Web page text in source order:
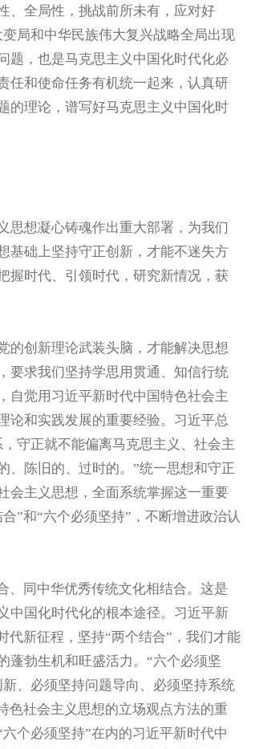
、全局性，挑战前所未有，应对好
局和中华民族伟大复兴战略全局出现
题，也是马克思主义中国化时代化必
任和使命任务有机统一起来，认真研
的理论，谱写好马克思主义中国化时
想凝心铸魂作出重大部署，为我们
基础上坚持守正创新，才能不迷失方
握时代、引领时代，研究新情况，获
创新理论武装头脑，才能解决思想
要求我们坚持学思用贯通、知信行统
自觉用习近平新时代中国特色社会主
论和实践发展的重要经验。习近平总
守正就不能偏离马克思主义、社会主
、陈旧的、过时的。”统一思想和守正
会主义思想，全面系统掌握这一重要
”和“六个必须坚持”，不断增进政治认
同中华优秀传统文化相结合。这是
中国化时代化的根本途径。习近平新
代新征程，坚持“两个结合”，我们才能
蓬勃生机和旺盛活力。“六个必须坚
、必须坚持问题导向、必须坚持系统
色社会主义思想的立场观点方法的重
个必须坚持”在内的习近平新时代中